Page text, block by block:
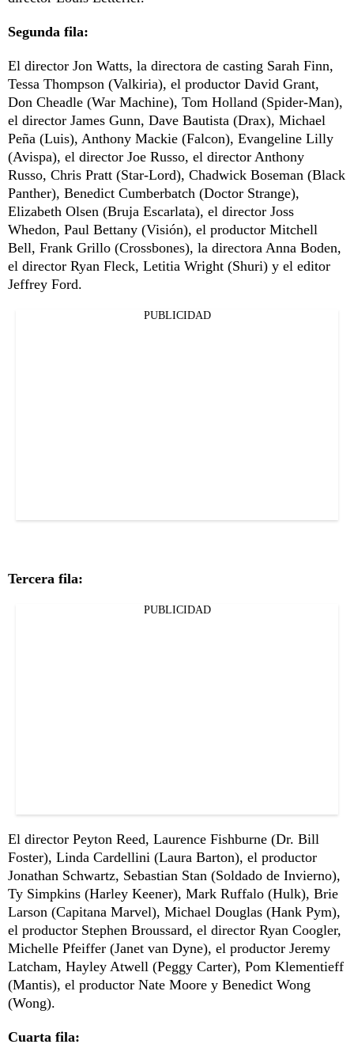
Segunda fila:
El director Jon Watts, la directora de casting Sarah Finn,
Tessa Thompson (Valkiria), el productor David Grant,
Don Cheadle (War Machine), Tom Holland (Spider-Man),
el director James Gunn, Dave Bautista (Drax), Michael
Peña (Luis), Anthony Mackie (Falcon), Evangeline Lilly
(Avispa), el director Joe Russo, el director Anthony
Russo, Chris Pratt (Star-Lord), Chadwick Boseman (Black
Panther), Benedict Cumberbatch (Doctor Strange),
Elizabeth Olsen (Bruja Escarlata), el director Joss
Whedon, Paul Bettany (Visión), el productor Mitchell
Bell, Frank Grillo (Crossbones), la directora Anna Boden,
el director Ryan Fleck, Letitia Wright (Shuri) y el editor
Jeffrey Ford.
PUBLICIDAD
Tercera fila:
PUBLICIDAD
El director Peyton Reed, Laurence Fishburne (Dr. Bill
Foster), Linda Cardellini (Laura Barton), el productor
Jonathan Schwartz, Sebastian Stan (Soldado de Invierno),
Ty Simpkins (Harley Keener), Mark Ruffalo (Hulk), Brie
Larson (Capitana Marvel), Michael Douglas (Hank Pym),
el productor Stephen Broussard, el director Ryan Coogler,
Michelle Pfeiffer (Janet van Dyne), el productor Jeremy
Latcham, Hayley Atwell (Peggy Carter), Pom Klementieff
(Mantis), el productor Nate Moore y Benedict Wong
(Wong).
Cuarta fila: